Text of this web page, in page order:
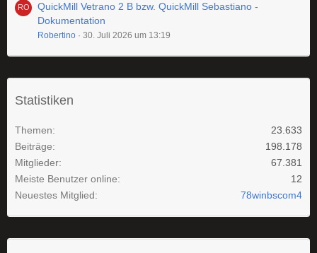
QuickMill Vetrano 2 B bzw. QuickMill Sebastiano -
Dokumentation
Robertino 30. Juli 2026 um 13:19
Statistiken
Themen
23.633
Beiträge
198.178
Mitglieder
67.381
Meiste Benutzer online
12
Neuestes Mitglied
78winbscom4